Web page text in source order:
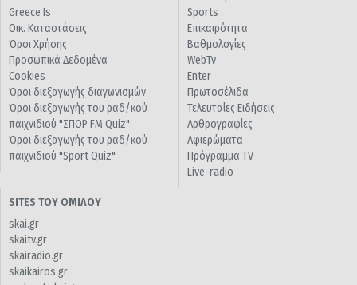
Greece Is
Οικ. Καταστάσεις
Όροι Χρήσης
Προσωπικά Δεδομένα
Cookies
Όροι διεξαγωγής διαγωνισμών
Όροι διεξαγωγής του ραδ/κού
παιχνιδιού "ΣΠΟΡ FM Quiz"
Όροι διεξαγωγής του ραδ/κού
παιχνιδιού "Sport Quiz"
Sports
Επικαιρότητα
Βαθμολογίες
WebTv
Enter
Πρωτοσέλιδα
Τελευταίες Ειδήσεις
Αρθρογραφίες
Αφιερώματα
Πρόγραμμα TV
Live-radio
SITES ΤΟΥ ΟΜΙΛΟΥ
skai.gr
skaitv.gr
skairadio.gr
skaikairos.gr